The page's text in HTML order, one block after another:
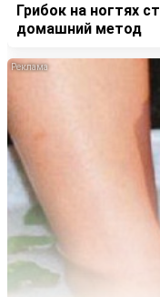
Грибок на ногтях
домашний метод